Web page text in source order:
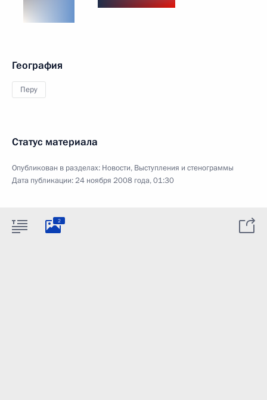
География
Перу
Статус материала
Опубликован в разделах: Новости, Выступления и стенограммы
Дата публикации:24 ноября 2008 года, 01:30
2